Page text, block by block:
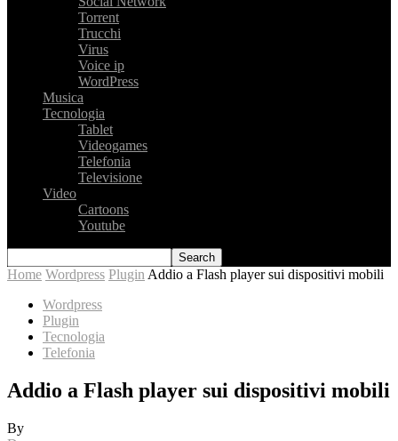
Torrent
Trucchi
Virus
Voice ip
WordPress
Musica
Tecnologia
Tablet
Videogames
Telefonia
Televisione
Video
Cartoons
Youtube
Home Wordpress Plugin Addio a Flash player sui dispositivi mobili
Wordpress
Plugin
Tecnologia
Telefonia
Addio a Flash player sui dispositivi mobili
By